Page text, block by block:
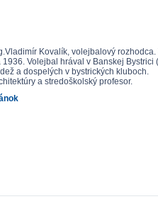
Kovalík, volejbalový
Volejbal hrával v Banskej
a dospelých v bystrických kluboch.
a stredoškolský profesor.